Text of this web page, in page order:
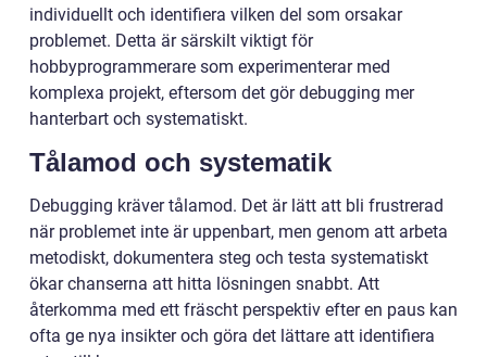
individuellt och identifiera vilken del som orsakar
problemet. Detta är särskilt viktigt för
hobbyprogrammerare som experimenterar med
komplexa projekt, eftersom det gör debugging mer
hanterbart och systematiskt.
Tålamod och systematik
Debugging kräver tålamod. Det är lätt att bli frustrerad
när problemet inte är uppenbart, men genom att arbeta
metodiskt, dokumentera steg och testa systematiskt
ökar chanserna att hitta lösningen snabbt. Att
återkomma med ett fräscht perspektiv efter en paus kan
ofta ge nya insikter och göra det lättare att identifiera